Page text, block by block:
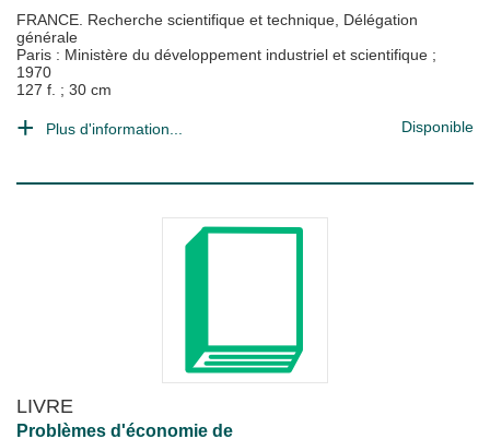
FRANCE. Recherche scientifique et technique, Délégation
générale
Paris : Ministère du développement industriel et scientifique ;
1970
127 f. ; 30 cm
Plus d'information... Disponible
LIVRE
Problèmes d'économie de